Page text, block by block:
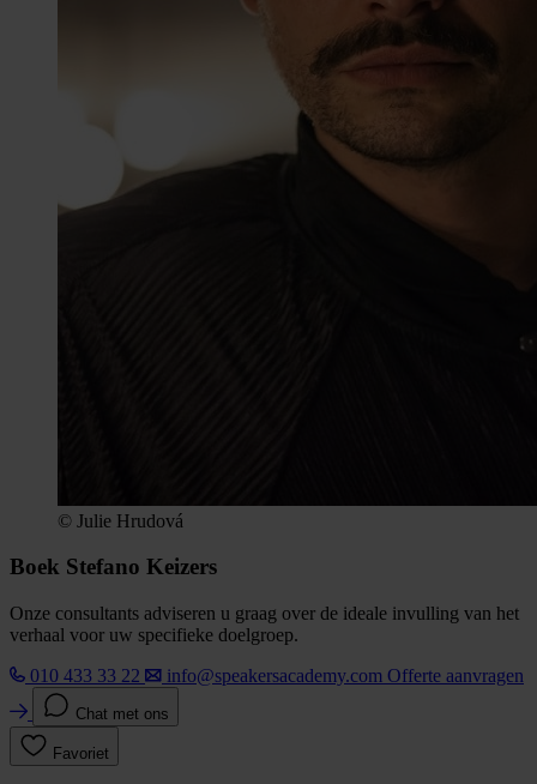
© Julie Hrudová
Boek Stefano Keizers
Onze consultants adviseren u graag over de ideale invulling van het
verhaal voor uw specifieke doelgroep.
010 433 33 22
info@speakersacademy.com Offerte aanvragen
Chat met ons
Favoriet